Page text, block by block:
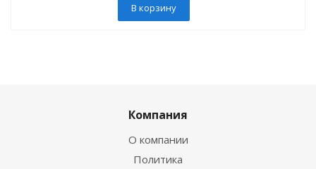
В корзину
Компания
О компании
Политика